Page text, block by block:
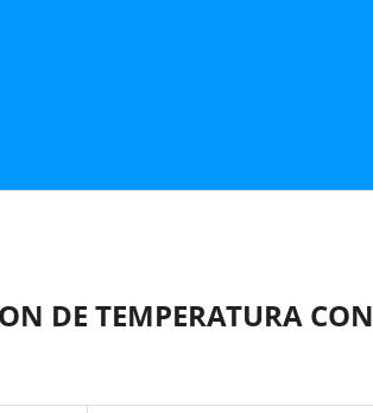
DE TEMPERATURA CON